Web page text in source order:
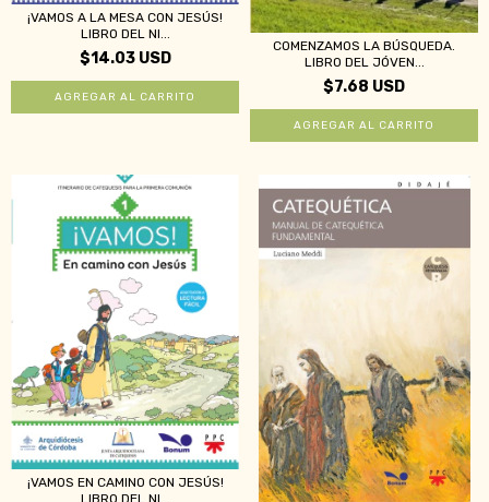
¡VAMOS A LA MESA CON JESÚS!
LIBRO DEL NI...
$14.03 USD
COMENZAMOS LA BÚSQUEDA.
LIBRO DEL JÓVEN...
$7.68 USD
¡VAMOS EN CAMINO CON JESÚS!
LIBRO DEL NI...